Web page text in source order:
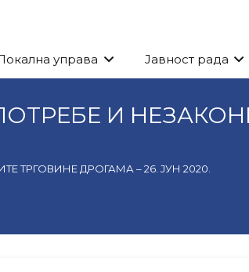
управа Јавност рада
И
ДРОГАМА – 26. ЈУН 2020.